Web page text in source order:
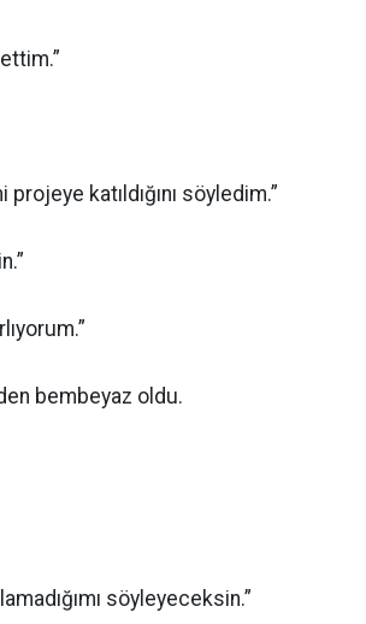
katıldığını söyledim.”
bembeyaz oldu.
söyleyeceksin.”